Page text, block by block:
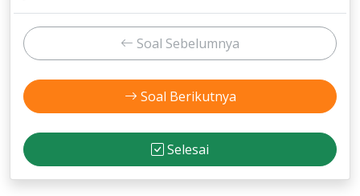
Soal Sebelumnya
Soal Berikutnya
Selesai